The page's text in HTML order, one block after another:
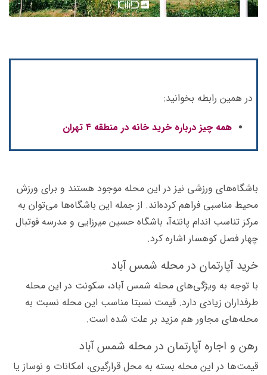
در همین رابطه بخوانید:
همه چیز درباره خرید خانه در منطقه ۴ تهران
باشگاه‌های ورزشی نیز در این محله موجود هستند و برای ورزش
محیط مناسبی فراهم کرده‌اند. از جمله این باشگاه‌ها می‌توان به
مرکز تناسب اندام پانته‌آ، باشگاه حسین میرزایی و مدرسه فوتبال
چهار فصل کوهسار اشاره کرد.
خرید آپارتمان در محله شمس آباد
با توجه به ویژگی‌های محله شمس آباد، سکونت در این محله
طرفداران زیادی دارد. قیمت نسبتا مناسب این محله نسبت به
محله‌های مجاور هم مزید بر علت شده است.
رهن و اجاره آپارتمان در محله شمس آباد
قیمت‌ها در این محله بسته به محل قرارگیری، امکانات و نوساز یا